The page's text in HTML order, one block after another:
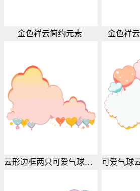
金色祥云简约元素 金色祥
云形边框两只可爱气球PNG图案